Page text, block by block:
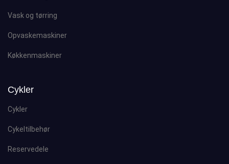
Vask og tørring
Opvaskemaskiner
Køkkenmaskiner
Cykler
Cykler
Cykeltilbehør
Reservedele